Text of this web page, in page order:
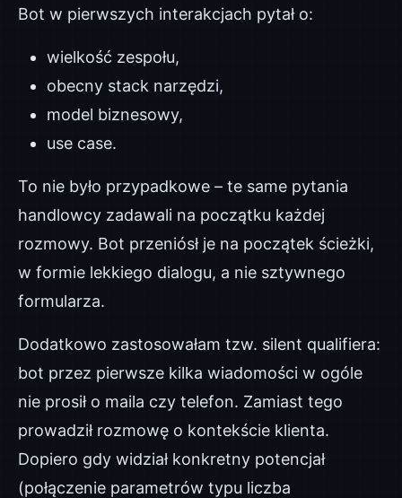
Bot w pierwszych interakcjach pytał o:
wielkość zespołu,
obecny stack narzędzi,
model biznesowy,
use case.
To nie było przypadkowe – te same pytania
handlowcy zadawali na początku każdej
rozmowy. Bot przeniósł je na początek ścieżki,
w formie lekkiego dialogu, a nie sztywnego
formularza.
Dodatkowo zastosowałam tzw. silent qualifiera:
bot przez pierwsze kilka wiadomości w ogóle
nie prosił o maila czy telefon. Zamiast tego
prowadził rozmowę o kontekście klienta.
Dopiero gdy widział konkretny potencjał
(połączenie parametrów typu liczba